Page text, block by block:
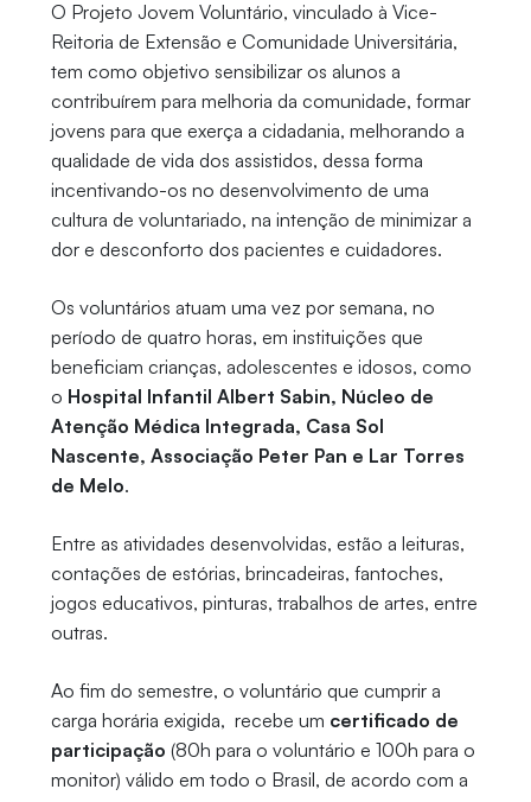
O Projeto Jovem Voluntário, vinculado à Vice-
Reitoria de Extensão e Comunidade Universitária,
tem como objetivo sensibilizar os alunos a
contribuírem para melhoria da comunidade, formar
jovens para que exerça a cidadania, melhorando a
qualidade de vida dos assistidos, dessa forma
incentivando-os no desenvolvimento de uma
cultura de voluntariado, na intenção de minimizar a
dor e desconforto dos pacientes e cuidadores.
Os voluntários atuam uma vez por semana, no
período de quatro horas, em instituições que
beneficiam crianças, adolescentes e idosos, como
o Hospital Infantil Albert Sabin, Núcleo de
Atenção Médica Integrada, Casa Sol
Nascente, Associação Peter Pan e Lar Torres
de Melo.
Entre as atividades desenvolvidas, estão a leituras,
contações de estórias, brincadeiras, fantoches,
jogos educativos, pinturas, trabalhos de artes, entre
outras.
Ao fim do semestre, o voluntário que cumprir a
carga horária exigida, recebe um certificado de
participação (80h para o voluntário e 100h para o
monitor) válido em todo o Brasil, de acordo com a